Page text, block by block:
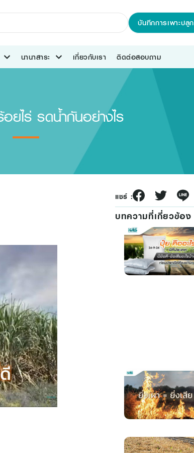
บันทึกการเพาะปลูก
นานาสาระ เกี่ยวกับเรา ติดต่อสอบถาม
ยไร่ รดน้ำกันอย่างไร
แชร์ :
บทความที่เกี่ยวข้อง